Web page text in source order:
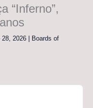
“Inferno”,
28, 2026
Boards of